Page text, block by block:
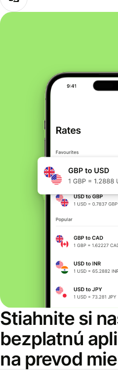
Stiahnite si
bezplatnú
na prevod